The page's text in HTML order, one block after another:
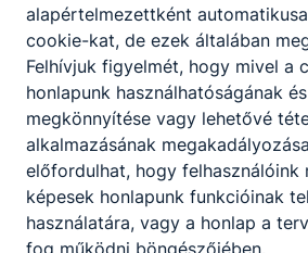
2026. júl. 28. admin
alapértelmezettként
cookie-kat, de ezek általában
Felhívjuk figyelmét, hogy mivel a
honlapunk használhatóságának
megkönnyítése vagy lehetővé
alkalmazásának
előfordulhat, hogy felhasználóink
képesek honlapunk funkcióinak
használatára, vagy a honlap a
fog működni böngészőjében.